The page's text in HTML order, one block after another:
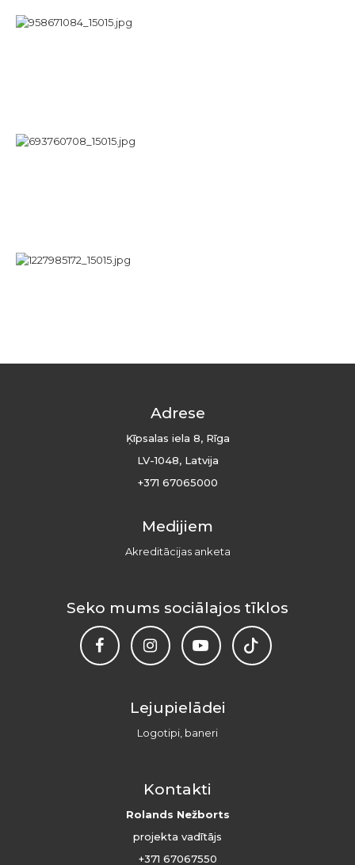
Adrese
Ķīpsalas iela 8, Rīga
LV-1048, Latvija
+371 67065000
Medijiem
Akreditācijas anketa
Seko mums sociālajos tīklos
Lejupielādei
Logotipi, baneri
Kontakti
Rolands Nežborts
projekta vadītājs
+371 67067550